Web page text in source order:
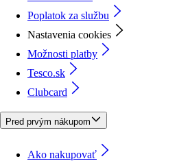
Poplatok za službu
Nastavenia cookies
Možnosti platby
Tesco.sk
Clubcard
Pred prvým nákupom
Ako nakupovať